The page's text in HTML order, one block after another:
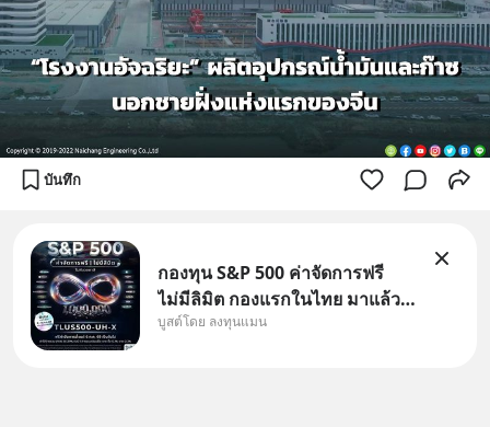
บันทึก
กองทุน S&P 500 ค่าจัดการฟรี
ไม่มีลิมิต กองแรกในไทย มาแล้ว..
กองทุนที่ออกแบบมาเพื่อแก้ Pain
บูสต์โดย ลงทุนแมน